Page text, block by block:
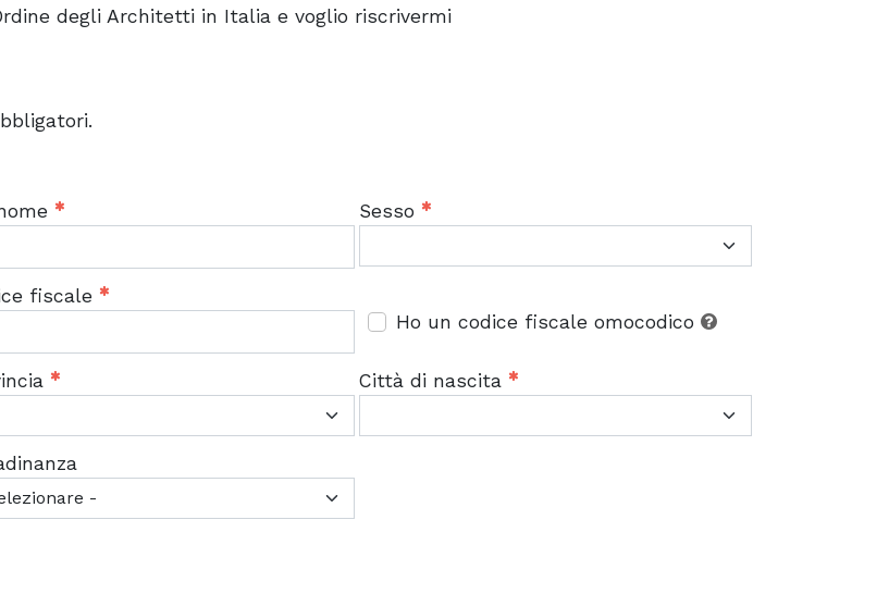
degli Architetti in Italia e voglio riscrivermi
Sesso
fiscale
Ho un codice fiscale omocodico
Città di nascita